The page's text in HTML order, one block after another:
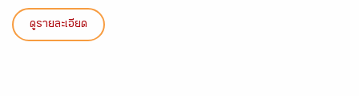
ดูรายละเอียด